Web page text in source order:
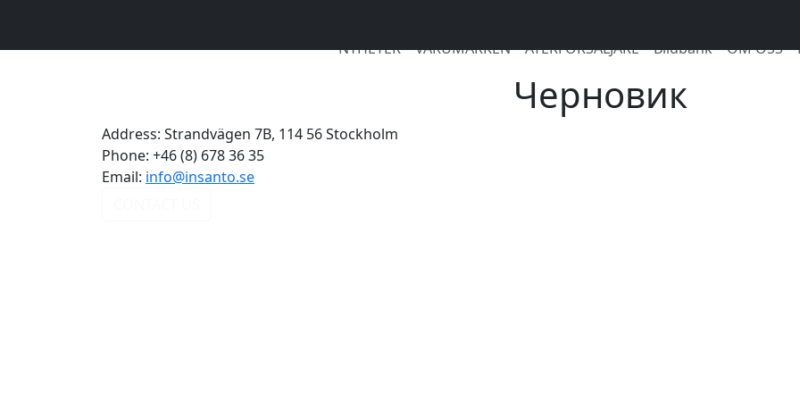
NYHETER
VARUMÄRKEN ÅTERFÖRSÄLJARE Bildbank OM OSS
Черновик
Address: Strandvägen 7B, 114 56 Stockholm
Phone: +46 (8) 678 36 35
Email: info@insanto.se